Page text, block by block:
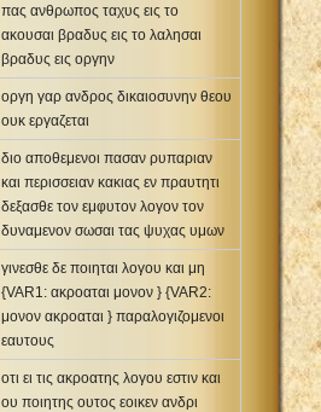
πας ανθρωπος ταχυς εις το
ακουσαι βραδυς εις το λαλησαι
βραδυς εις οργην
οργη γαρ ανδρος δικαιοσυνην θεου
ουκ εργαζεται
διο αποθεμενοι πασαν ρυπαριαν
και περισσειαν κακιας εν πραυτητι
δεξασθε τον εμφυτον λογον τον
δυναμενον σωσαι τας ψυχας υμων
γινεσθε δε ποιηται λογου και μη
{VAR1: ακροαται μονον } {VAR2:
μονον ακροαται } παραλογιζομενοι
εαυτους
οτι ει τις ακροατης λογου εστιν και
ου ποιητης ουτος εοικεν ανδρι